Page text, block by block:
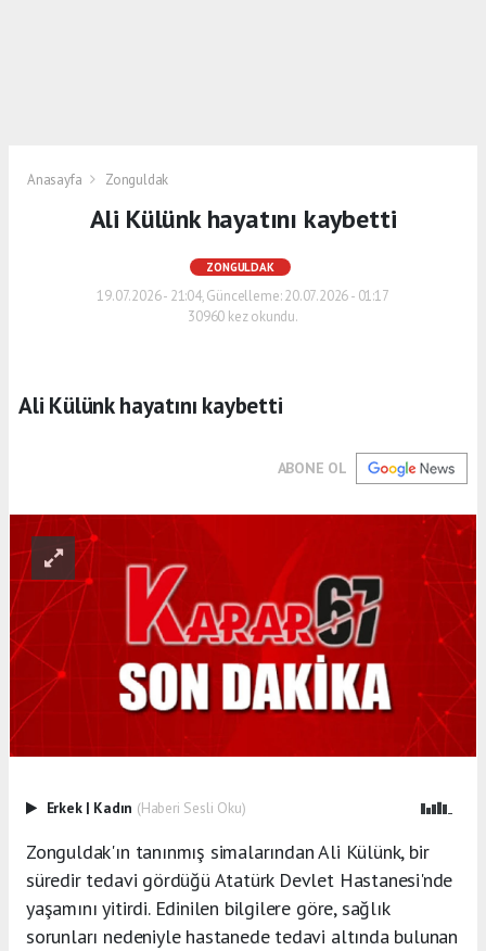
Anasayfa Zonguldak
Ali Külünk hayatını kaybetti
ZONGULDAK
19.07.2026 - 21:04, Güncelleme: 20.07.2026 - 01:17
30960 kez okundu.
Ali Külünk hayatını kaybetti
ABONE OL
Erkek | Kadın (Haberi Sesli Oku)
Zonguldak'ın tanınmış simalarından Ali Külünk, bir
süredir tedavi gördüğü Atatürk Devlet Hastanesi'nde
yaşamını yitirdi. Edinilen bilgilere göre, sağlık
sorunları nedeniyle hastanede tedavi altında bulunan